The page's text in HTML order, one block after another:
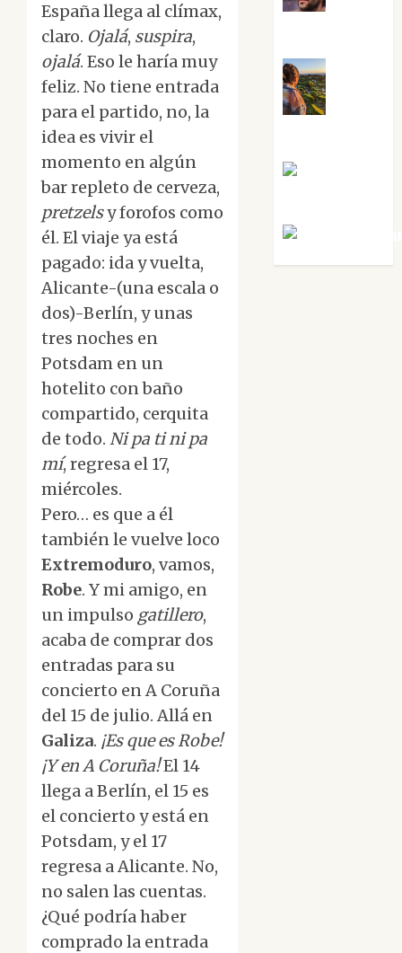
España llega al clímax,
claro. Ojalá, suspira,
ojalá. Eso le haría muy
feliz. No tiene entrada
para el partido, no, la
idea es vivir el
momento en algún
bar repleto de cerveza,
pretzelsy forofos como
él. El viaje ya está
pagado: ida y vuelta,
Alicante-(una escala o
dos)-Berlín, y unas
tres noches en
Potsdam en un
hotelito con baño
compartido, cerquita
de todo. Ni pa ti ni pa
mí, regresa el 17,
miércoles.
Pero… es que a él
también le vuelve loco
Extremoduro, vamos,
Robe. Y mi amigo, en
un impulso gatillero,
acaba de comprar dos
entradas para su
concierto en A Coruña
del 15 de julio. Allá en
Galiza. ¡Es que es Robe!
¡Y en A Coruña!El 14
llega a Berlín, el 15 es
el concierto y está en
Potsdam, y el 17
regresa a Alicante. No,
no salen las cuentas.
¿Qué podría haber
comprado la entrada